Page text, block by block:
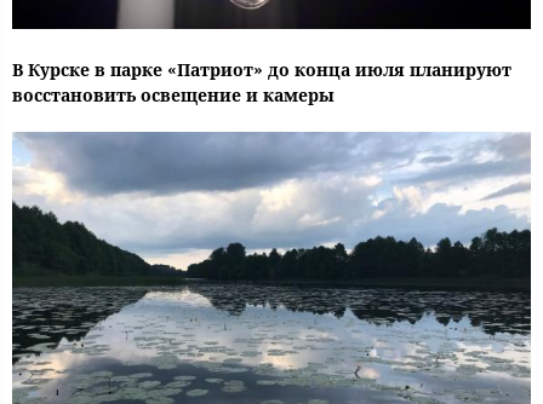
В Курске в парке «Патриот» до конца июля планируют
восстановить освещение и камеры